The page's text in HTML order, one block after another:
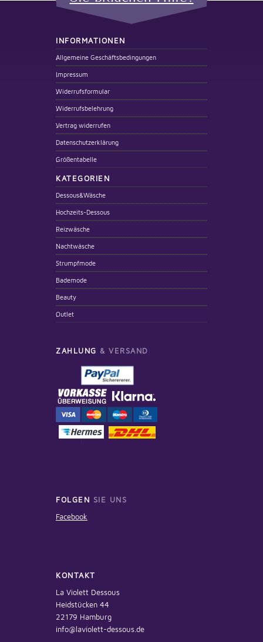
INFORMATIONEN
Allgemeine Geschäftsbedingungen
Impressum
Widerrufsformular
Widerrufsbelehrung
Vertrag widerrufen
Datenschutzerklärung
Größentabelle
KATEGORIEN
Dessous&Wäsche
Hochzeits-Dessous
Reizwäsche
Nachtwäsche
Strumpfmode
Bademode
Beauty
Outlet
ZAHLUNG & VERSAND
FOLGEN SIE UNS
Facebook
KONTAKT
La Violett Dessous
Heidstücken 44
22179 Hamburg
info@laviolett-dessous.de